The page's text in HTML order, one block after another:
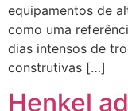
equipamentos de
como uma
dias intensos de
construtivas […]
Henkel